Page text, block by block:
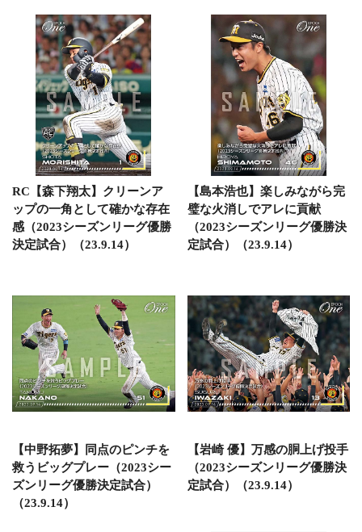
RC【森下翔太】クリーンア
ップの一角として確かな存在
感（2023シーズンリーグ優勝
決定試合）（23.9.14）
【島本浩也】楽しみながら完
璧な火消しでアレに貢献
（2023シーズンリーグ優勝決
定試合）（23.9.14）
【中野拓夢】同点のピンチを
救うビッグプレー（2023シー
ズンリーグ優勝決定試合）
（23.9.14）
【岩崎 優】万感の胴上げ投手
（2023シーズンリーグ優勝決
定試合）（23.9.14）